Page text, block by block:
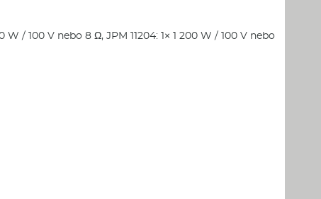
/ 100 V nebo 8 Ω, JPM 11204: 1× 1 200 W / 100 V nebo